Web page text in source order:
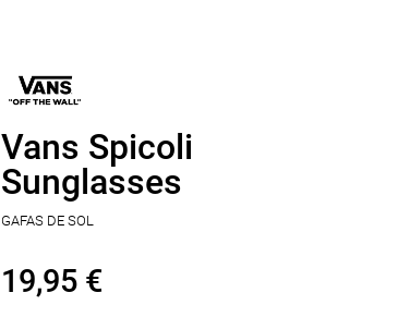
Vans Spicoli
Sunglasses
GAFAS DE SOL
19,95 €